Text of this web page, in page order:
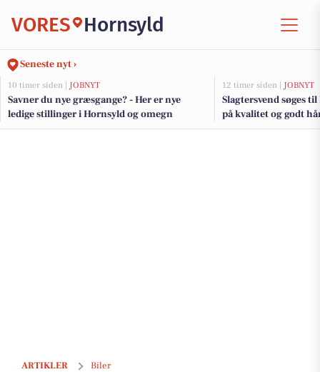
VORES Hornsyld
Seneste nyt ›
10 timer siden | JOBNYT
Savner du nye græsgange? - Her er nye
ledige stillinger i Hornsyld og omegn
12 timer siden | JOBNYT
Slagtersvend søges
på kvalitet og godt
ARTIKLER Biler
De dyreste biler i Hornsyld - Pris op til 274.800 kr!